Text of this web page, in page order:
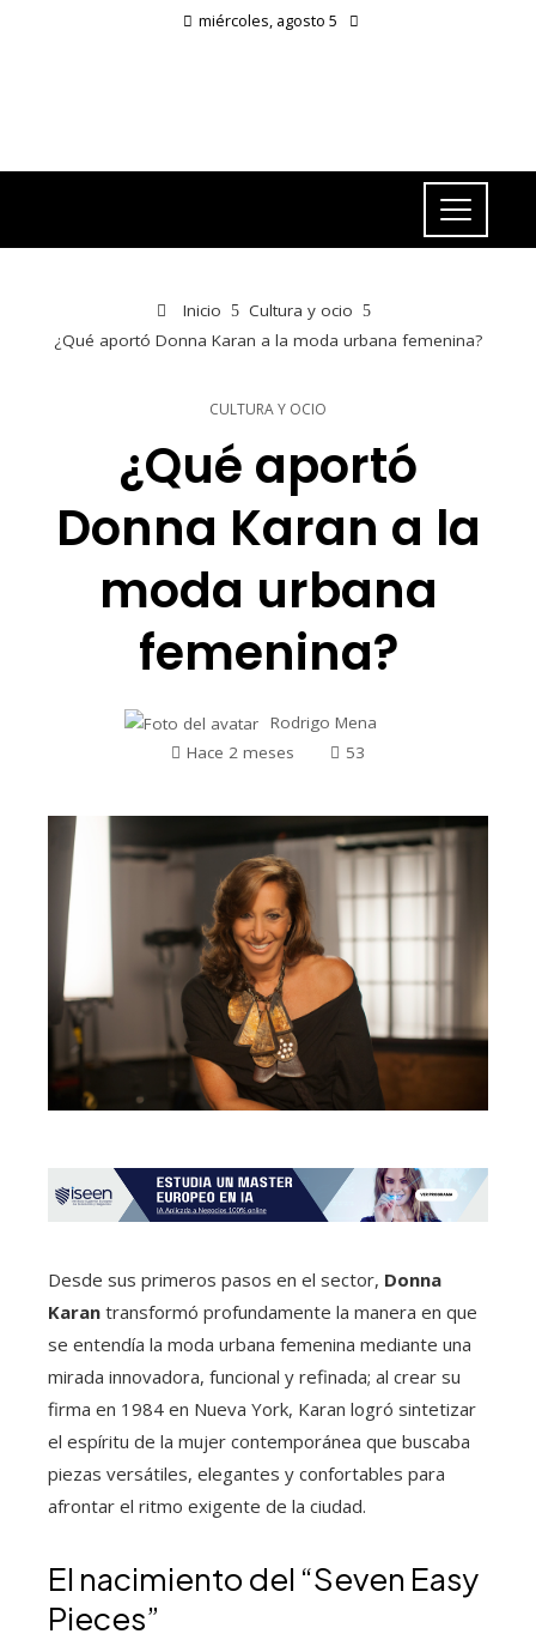
miércoles, agosto 5
Inicio
Cultura y ocio
¿Qué aportó Donna Karan a la moda urbana femenina?
CULTURA Y OCIO
¿Qué aportó
Donna Karan a la
moda urbana
femenina?
Rodrigo Mena
Hace 2 meses
53
Desde sus primeros pasos en el sector, Donna
Karan transformó profundamente la manera en que
se entendía la moda urbana femenina mediante una
mirada innovadora, funcional y refinada; al crear su
firma en 1984 en Nueva York, Karan logró sintetizar
el espíritu de la mujer contemporánea que buscaba
piezas versátiles, elegantes y confortables para
afrontar el ritmo exigente de la ciudad.
El nacimiento del “Seven Easy
Pieces”